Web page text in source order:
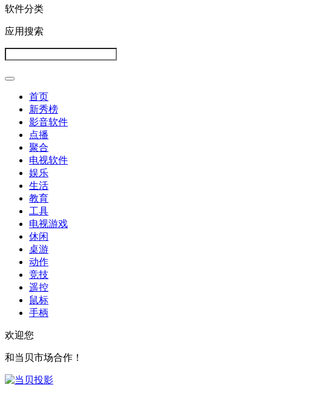
软件分类
应用搜索
首页
新秀榜
影音软件
点播
聚合
电视软件
娱乐
生活
教育
工具
电视游戏
休闲
桌游
动作
竞技
遥控
鼠标
手柄
欢迎您
和当贝市场合作！